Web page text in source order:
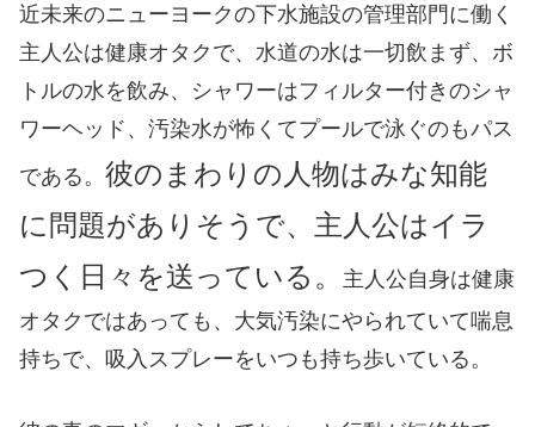
近未来のニューヨークの下水施設の管理部門に働く
主人公は健康オタクで、水道の水は一切飲まず、ボ
トルの水を飲み、シャワーはフィルター付きのシャ
ワーヘッド、汚染水が怖くてプールで泳ぐのもパス
である。 彼のまわりの人物はみな知能
に問題がありそうで、主人公はイラ
つく日々を送っている。
主人公自身は健康
オタクではあっても、大気汚染にやられていて喘息
持ちで、吸入スプレーをいつも持ち歩いている。